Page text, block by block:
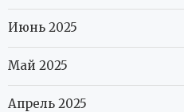
Июнь 2025
Май 2025
Апрель 2025